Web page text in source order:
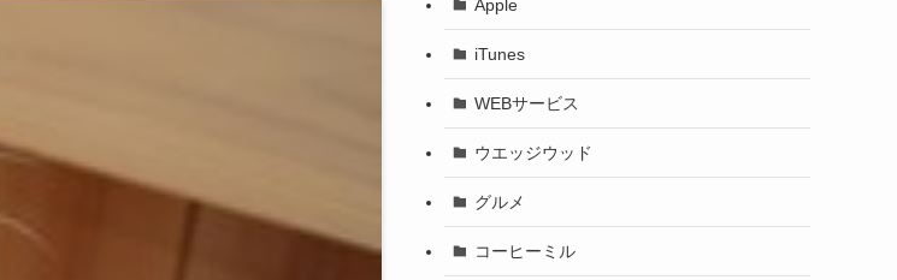
Apple
iTunes
WEBサービス
ウエッジウッド
グルメ
コーヒーミル